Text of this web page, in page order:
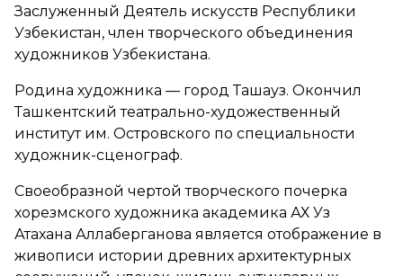
Заслуженный Деятель искусств Республики
Узбекистан, член творческого объединения
художников Узбекистана.
Родина художника — город Ташауз. Окончил
Ташкентский театрально-художественный
институт им. Островского по специальности
художник-сценограф.
Своеобразной чертой творческого почерка
хорезмского художника академика АХ Уз
Атахана Аллаберганова является отображение в
живописи истории древних архитектурных